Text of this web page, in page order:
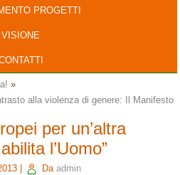
PROGETTI
VISIONE
»
alla violenza di genere: Il Manifesto
per un’altra
l’Uomo”
Da admin